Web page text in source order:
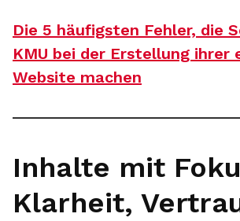
Die 5 häufigsten Fehler, die
KMU bei der Erstellung ihrer
Website machen
Inhalte mit
Klarheit,